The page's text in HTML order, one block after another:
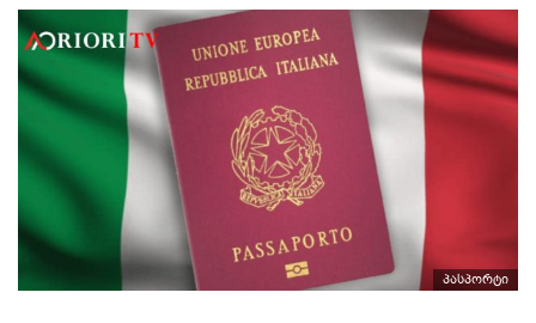
პასპორტი